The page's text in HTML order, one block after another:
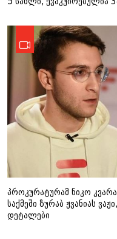
პროკურატურამ ნიკო
საქმეში ზურაბ ჟვანიას
დეტალები